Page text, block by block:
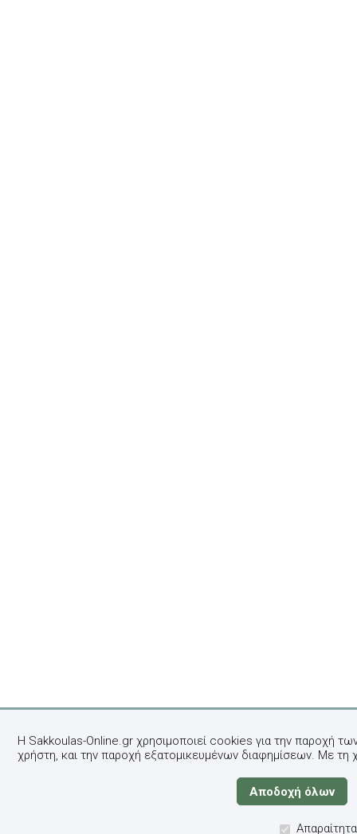
Η Sakkoulas-Online.gr χρησιμοποιεί cookies για την παροχή
χρήστη, και την παροχή εξατομικευμένων διαφημίσεων. Με